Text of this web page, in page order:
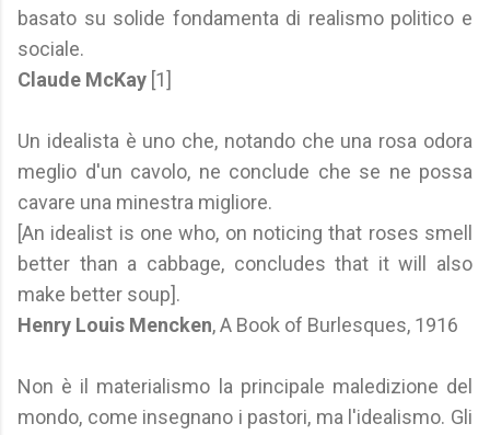
basato su solide fondamenta di realismo politico e
sociale.
Claude McKay [1]
Un idealista è uno che, notando che una rosa odora
meglio d'un cavolo, ne conclude che se ne possa
cavare una minestra migliore.
[An idealist is one who, on noticing that roses smell
better than a cabbage, concludes that it will also
make better soup].
Henry Louis Mencken, A Book of Burlesques, 1916
Non è il materialismo la principale maledizione del
mondo, come insegnano i pastori, ma l'idealismo. Gli